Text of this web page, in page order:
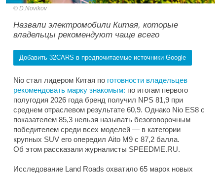
D.Novikov
Назвали электромобили Китая, которые
владельцы рекомендуют чаще всего
Добавить 32CARS в предпочитаемые источники Google
Nio стал лидером Китая по готовности владельцев
рекомендовать марку знакомым: по итогам первого
полугодия 2026 года бренд получил NPS 81,9 при
среднем отраслевом результате 60,9. Однако Nio ES8 с
показателем 85,3 нельзя называть безоговорочным
победителем среди всех моделей — в категории
крупных SUV его опередил Aito M9 с 87,2 балла.
Об этом рассказали журналисты SPEEDME.RU.
Исследование Land Roads охватило 65 марок новых